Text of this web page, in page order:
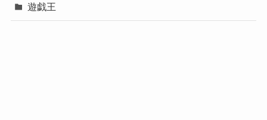
遊戯王